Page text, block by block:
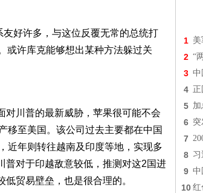
好许多，与这位反覆无常的总统打
或许库克能够想出某种方法躲过关
对川普的最新威胁，苹果很可能不会
移至美国。该公司过去主要都在中国
近年则转往越南及印度等地，实现多
普对于印越敌意较低，推测对这2国进
低贸易壁垒，也是很合理的。
1
2 “
3 中
4
5
6
7
8
9 中
10 红